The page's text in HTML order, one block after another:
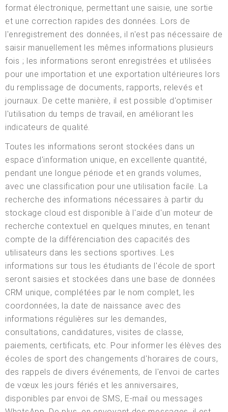
format électronique, permettant une saisie, une sortie
et une correction rapides des données. Lors de
l'enregistrement des données, il n'est pas nécessaire de
saisir manuellement les mêmes informations plusieurs
fois ; les informations seront enregistrées et utilisées
pour une importation et une exportation ultérieures lors
du remplissage de documents, rapports, relevés et
journaux. De cette manière, il est possible d'optimiser
l'utilisation du temps de travail, en améliorant les
indicateurs de qualité.
Toutes les informations seront stockées dans un
espace d'information unique, en excellente quantité,
pendant une longue période et en grands volumes,
avec une classification pour une utilisation facile. La
recherche des informations nécessaires à partir du
stockage cloud est disponible à l'aide d'un moteur de
recherche contextuel en quelques minutes, en tenant
compte de la différenciation des capacités des
utilisateurs dans les sections sportives. Les
informations sur tous les étudiants de l'école de sport
seront saisies et stockées dans une base de données
CRM unique, complétées par le nom complet, les
coordonnées, la date de naissance avec des
informations régulières sur les demandes,
consultations, candidatures, visites de classe,
paiements, certificats, etc. Pour informer les élèves des
écoles de sport des changements d'horaires de cours,
des rappels de divers événements, de l'envoi de cartes
de vœux les jours fériés et les anniversaires,
disponibles par envoi de SMS, E-mail ou messages